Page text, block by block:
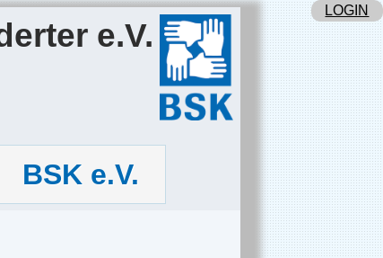
LOGIN
e.V.
BSK e.V.